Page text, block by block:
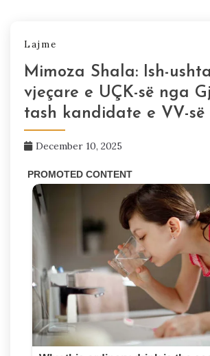
Lajme
Mimoza Shala: Ish-
vjeçare e UÇK-së nga
tash kandidate e VV-së
December 10, 2025